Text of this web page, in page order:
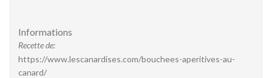
Informations
Recette de:
https://www.lescanardises.com/bouchees-aperitives-au-
canard/